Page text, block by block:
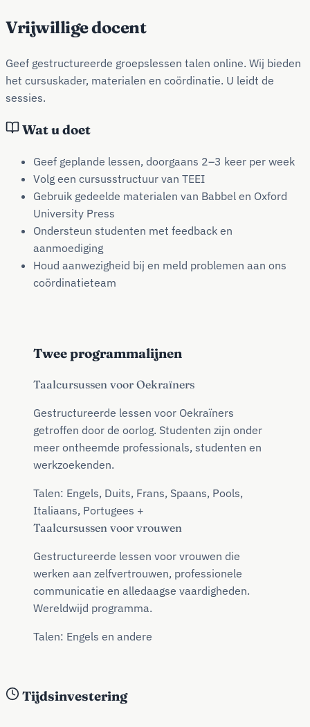
Vrijwillige docent
Geef gestructureerde groepslessen talen online. Wij bieden
het cursuskader, materialen en coördinatie. U leidt de
sessies.
Wat u doet
Geef geplande lessen, doorgaans 2–3 keer per week
Volg een cursusstructuur van TEEI
Gebruik gedeelde materialen van Babbel en Oxford
University Press
Ondersteun studenten met feedback en
aanmoediging
Houd aanwezigheid bij en meld problemen aan ons
coördinatieteam
Twee programmalijnen
Taalcursussen voor Oekraïners
Gestructureerde lessen voor Oekraïners
getroffen door de oorlog. Studenten zijn onder
meer ontheemde professionals, studenten en
werkzoekenden.
Talen: Engels, Duits, Frans, Spaans, Pools,
Italiaans, Portugees +
Taalcursussen voor vrouwen
Gestructureerde lessen voor vrouwen die
werken aan zelfvertrouwen, professionele
communicatie en alledaagse vaardigheden.
Wereldwijd programma.
Talen: Engels en andere
Tijdsinvestering